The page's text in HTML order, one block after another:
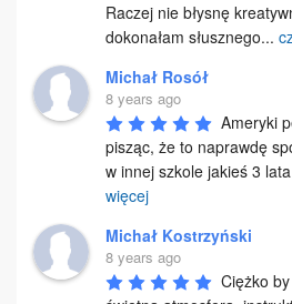
Raczej nie błysnę
dokonałam słusznego...
Michał Rosół
8 years ago
Ameryki
pisząc, że to naprawdę
w innej szkole jakieś 3
więcej
Michał Kostrzyński
8 years ago
Ciężko